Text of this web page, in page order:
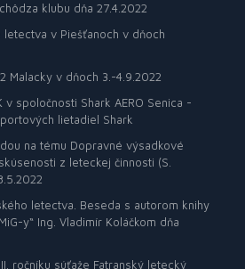
klubu dňa 27.4.2022
letectva v Piešťanoch v dňoch
Malacky v dňoch 3.-4.9.2022
v spoločnosti Shark AERO Senica -
lietadiel Shark
na tému Dopravné výsadkové
z leteckej činnosti (S.
letectva. Beseda s autorom knihy
y“ Ing. Vladimír Koláčkom dňa
ročníku súťaže Fatranský letecký